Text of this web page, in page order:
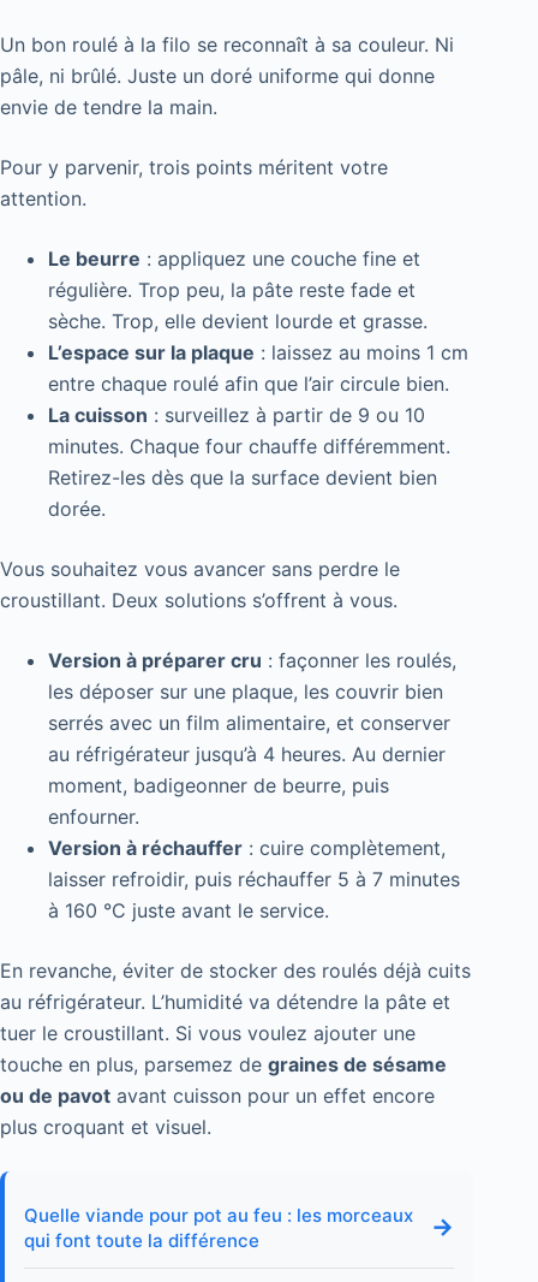
Un bon roulé à la filo se reconnaît à sa couleur. Ni
pâle, ni brûlé. Juste un doré uniforme qui donne
envie de tendre la main.
Pour y parvenir, trois points méritent votre
attention.
Le beurre : appliquez une couche fine et
régulière. Trop peu, la pâte reste fade et
sèche. Trop, elle devient lourde et grasse.
L’espace sur la plaque : laissez au moins 1 cm
entre chaque roulé afin que l’air circule bien.
La cuisson : surveillez à partir de 9 ou 10
minutes. Chaque four chauffe différemment.
Retirez-les dès que la surface devient bien
dorée.
Vous souhaitez vous avancer sans perdre le
croustillant. Deux solutions s’offrent à vous.
Version à préparer cru : façonner les roulés,
les déposer sur une plaque, les couvrir bien
serrés avec un film alimentaire, et conserver
au réfrigérateur jusqu’à 4 heures. Au dernier
moment, badigeonner de beurre, puis
enfourner.
Version à réchauffer : cuire complètement,
laisser refroidir, puis réchauffer 5 à 7 minutes
à 160 °C juste avant le service.
En revanche, éviter de stocker des roulés déjà cuits
au réfrigérateur. L’humidité va détendre la pâte et
tuer le croustillant. Si vous voulez ajouter une
touche en plus, parsemez de graines de sésame
ou de pavot avant cuisson pour un effet encore
plus croquant et visuel.
Quelle viande pour pot au feu : les morceaux
qui font toute la différence
→